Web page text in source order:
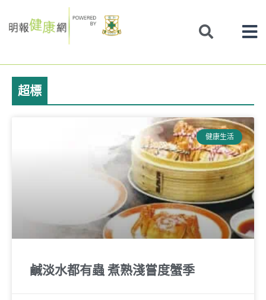
to
超標
健康生活
鹹淡水都有蟲 煮熟淺嘗度蟹季